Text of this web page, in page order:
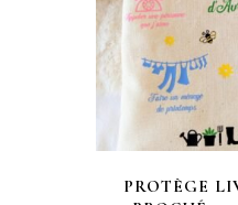
PROTÈGE